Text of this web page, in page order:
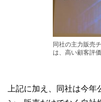
同社の主力販売
は、高い顧客評
上記に加え、同社は今年